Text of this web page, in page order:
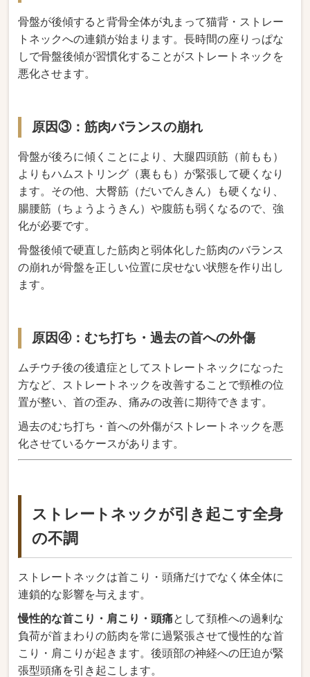
骨盤が後傾すると背骨全体が丸まって猫背・ストレー
トネックへの連鎖が始まります。長時間の座りっぱな
しで骨盤後傾が習慣化することがストレートネックを
悪化させます。
原因③：筋肉バランスの崩れ
骨盤が後ろに傾くことにより、大腿四頭筋（前もも）
よりもハムストリング（裏もも）が緊張して硬くなり
ます。その他、大臀筋（だいでんきん）も硬くなり、
腸腰筋（ちょうようきん）や腹筋も弱くなるので、強
化が必要です。
骨盤後傾で硬直した筋肉と弱体化した筋肉のバランス
の崩れが骨盤を正しい位置に戻せない状態を作り出し
ます。
原因④：むち打ち・過去の首への外傷
ムチウチ後の後遺症としてストレートネックになった
方など、ストレートネックを改善することで頸椎の位
置が整い、首の歪み、痛みの改善に期待できます。
過去のむち打ち・首への外傷がストレートネックを悪
化させているケースがあります。
ストレートネックが引き起こす全身
の不調
ストレートネックは首こり・頭痛だけでなく体全体に
連鎖的な影響を与えます。
慢性的な首こり・肩こり・頭痛として頚椎への過剰な
負荷が首まわりの筋肉を常に過緊張させて慢性的な首
こり・肩こりが起きます。後頭部の神経への圧迫が緊
張型頭痛を引き起こします。